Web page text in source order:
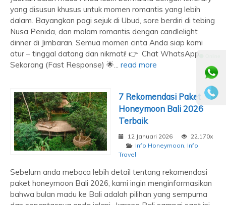
yang disusun khusus untuk momen romantis yang lebih
dalam. Bayangkan pagi sejuk di Ubud, sore berdiri di tebing
Nusa Penida, dan malam romantis dengan candlelight
dinner di Jimbaran. Semua momen cinta Anda siap kami
atur – tinggal datang dan nikmati! 👉 Chat WhatsApp
Sekarang (Fast Response) 🌟... read more
7 Rekomendasi Paket
Honeymoon Bali 2026
Terbaik
12 Januari 2026
22.170x
Info Honeymoon Info
Travel
Sebelum anda mebaca lebih detail tentang rekomendasi
paket honeymoon Bali 2026, kami ingin menginformasikan
bahwa bulan madu ke Bali adalah pilihan yang sempurna